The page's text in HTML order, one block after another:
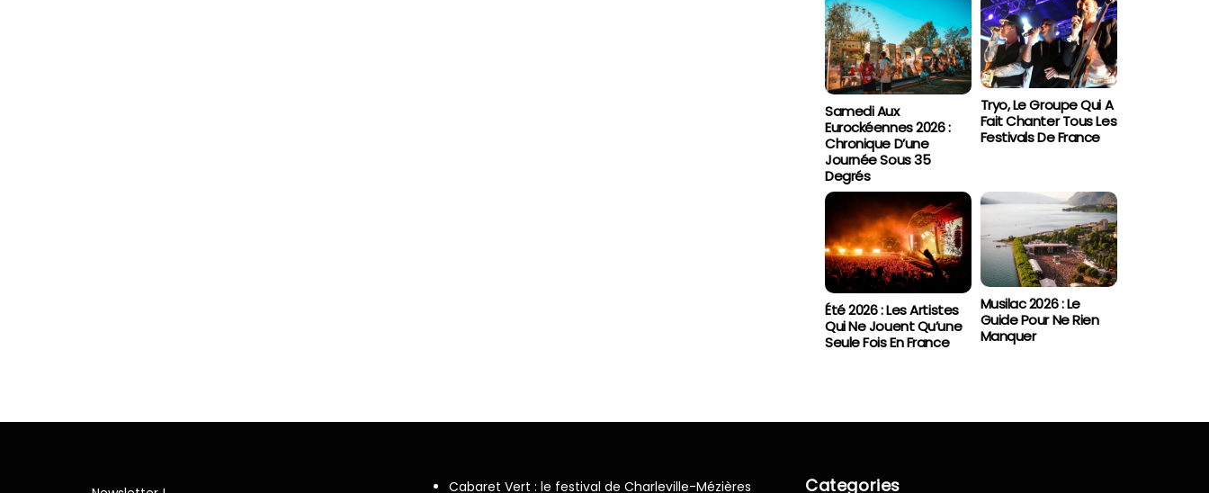
Samedi Aux
Eurockéennes 2026 :
Chronique D’une
Journée Sous 35
Degrés
Tryo, Le Groupe Qui A
Fait Chanter Tous Les
Festivals De France
Été 2026 : Les Artistes
Qui Ne Jouent Qu’une
Seule Fois En France
Musilac 2026 : Le
Guide Pour Ne Rien
Manquer
Cabaret Vert : le festival de Charleville-Mézières
Categories